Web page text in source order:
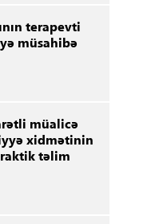
terapevti
müsahibə
müalicə
xidmətinin
təlim